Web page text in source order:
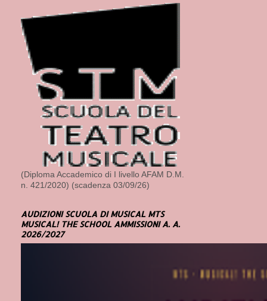
(Diploma Accademico di I livello AFAM D.M.
n. 421/2020) (scadenza 03/09/26)
AUDIZIONI SCUOLA DI MUSICAL MTS
MUSICAL! THE SCHOOL AMMISSIONI A. A.
2026/2027